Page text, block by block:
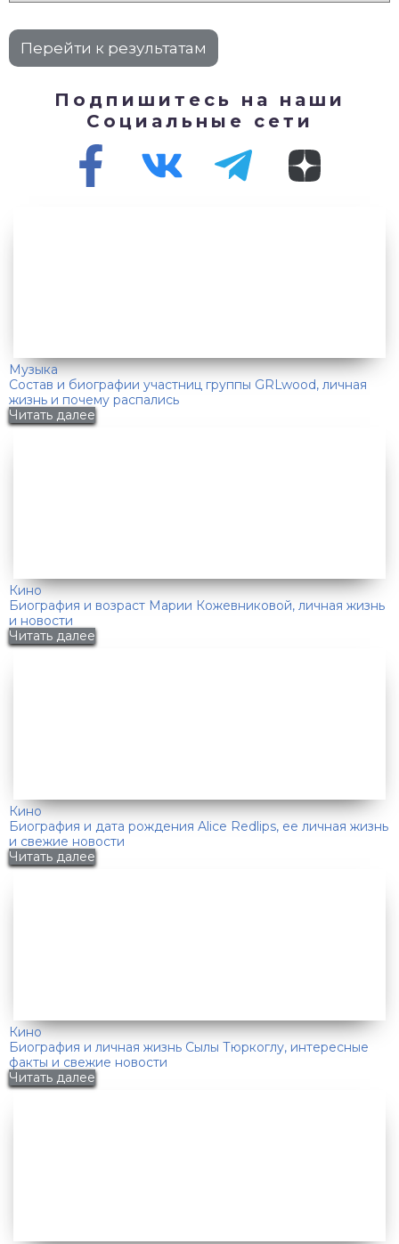
Подпишитесь на наши
Социальные сети
Музыка
Состав и биографии участниц группы GRLwood, личная
жизнь и почему распались
Читать далее
Кино
Биография и возраст Марии Кожевниковой, личная жизнь
и новости
Читать далее
Кино
Биография и дата рождения Alice Redlips, ее личная жизнь
и свежие новости
Читать далее
Кино
Биография и личная жизнь Сылы Тюркоглу, интересные
факты и свежие новости
Читать далее